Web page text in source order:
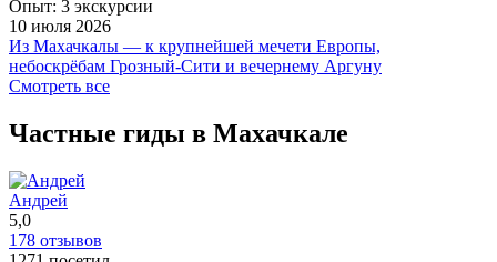
Зураб,профессионалы своего дела.Спокойная тихая
экскурсия, времени хватило на все достопремичательности.
ещё
Опыт: 3 экскурсии
10 июля 2026
Из Махачкалы — к крупнейшей мечети Европы,
небоскрёбам Грозный-Сити и вечернему Аргуну
однозначно рекомендую данный тур, очень
невероятной красоты , самая чистая республика которую
мне доводилось встречать, очень вкусная национальная
просто супер!!!
ещё
Смотреть все
Частные гиды в Махачкале
Андрей
5,0
178 отзывов